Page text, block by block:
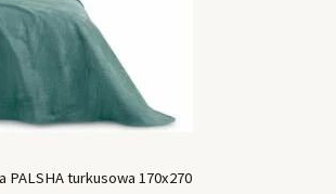
PALSHA turkusowa 170x270